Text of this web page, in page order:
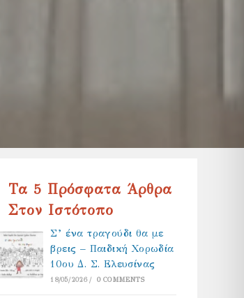
Τα 5 Πρόσφατα Άρθρα
Στον Ιστότοπο
Σ’ ένα τραγούδι θα με
βρεις – Παιδική Χορωδία
10ου Δ. Σ. Ελευσίνας
18/05/2026 / 0 COMMENTS